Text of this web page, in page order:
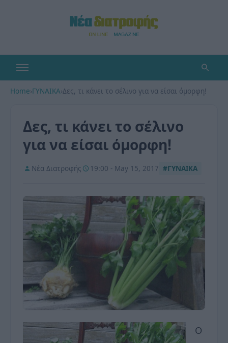
Home›ΓΥΝΑΙΚΑ›Δες, τι κάνει το σέλινο για να είσαι όμορφη!
Δες, τι κάνει το σέλινο
για να είσαι όμορφη!
Νέα Διατροφής 19:00 - May 15, 2017 #ΓΥΝΑΙΚΑ
Ο